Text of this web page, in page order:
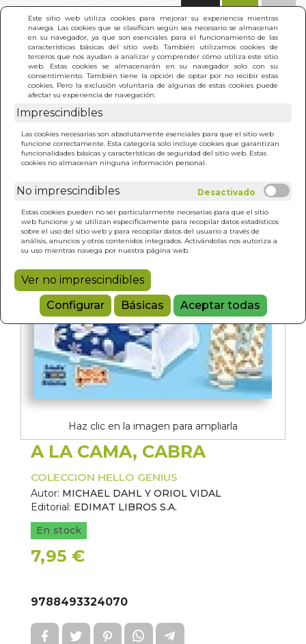
Este sitio web utiliza cookies para mejorar su experiencia mientras
navega. Las cookies que se clasifican según sea necesario se almacenan
en su navegador, ya que son esenciales para el funcionamiento de las
características básicas del sitio web. También utilizamos cookies de
terceros que nos ayudan a analizar y comprender cómo utiliza este sitio
web. Estas cookies se almacenarán en su navegador solo con su
consentimiento. También tiene la opción de optar por no recibir estas
cookies. Pero la exclusión voluntaria de algunas de estas cookies puede
afectar su experiencia de navegación.
Imprescindibles
Las cookies necesarias son absolutamente esenciales para que el sitio web
funcione correctamente. Esta categoría solo incluye cookies que garantizan
funcionalidades básicas y características de seguridad del sitio web. Estas
cookies no almacenan ninguna información personal.
No imprescindibles
Estas cookies pueden no ser particularmente necesarias para que el sitio
web funcione y se utilizan específicamente para recopilar datos estadísticos
sobre el uso del sitio web y para recopilar datos del usuario a través de
análisis, anuncios y otros contenidos integrados. Activándolas nos autoriza a
su uso mientras navega por nuestra página web.
Ver no imprescindibles
Configurar
Básicas Aceptar todas
INICIO > A LA CAMA, CABRA
Haz clic en la imagen para ampliarla
A LA CAMA, CABRA
COLECCION HELLO GENIUS
Autor: MICHAEL DAHL Y ORIOL VIDAL
Editorial: EDIMAT LIBROS S.A.
En stock
7,95 €
9788493324070